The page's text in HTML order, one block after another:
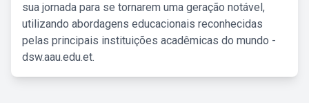
sua jornada para se tornarem uma geração notável,
utilizando abordagens educacionais reconhecidas
pelas principais instituições acadêmicas do mundo -
dsw.aau.edu.et.